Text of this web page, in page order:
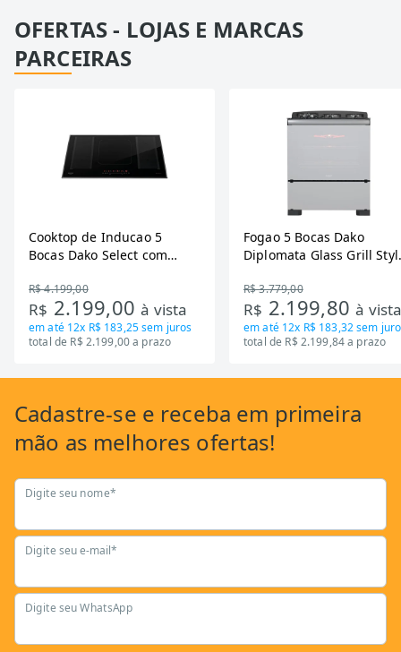
OFERTAS - LOJAS E MARCAS
PARCEIRAS
Cooktop de Inducao 5
Bocas Dako Select com
R$ 4.199,00
R$ 2.199,00à vista
em até 12x R$ 183,25sem juros
total de R$ 2.199,00 a prazo
Fogao 5 Bocas Dako
Diplomata Glass Grill
R$ 3.779,00
R$ 2.199,80à
em até 12x R$ 183,32sem
total de R$ 2.199,84 a prazo
Cadastre-se e receba em primeira
mão as melhores ofertas!
Digite seu nome*
Digite seu e-mail*
Digite seu WhatsApp